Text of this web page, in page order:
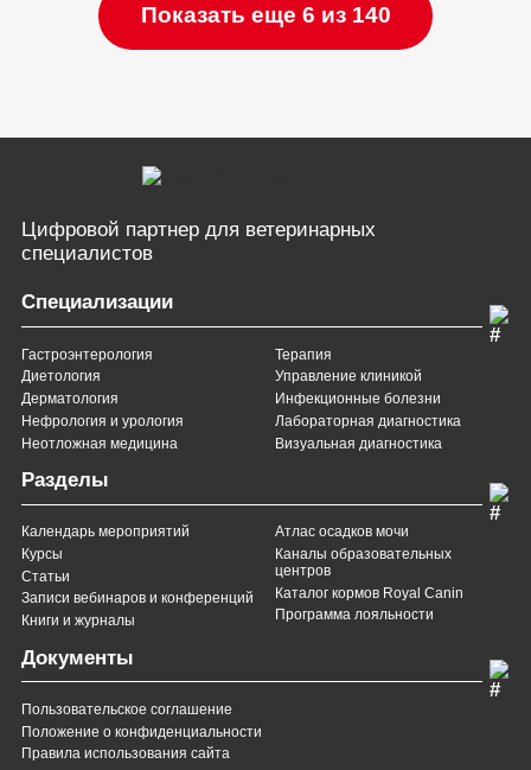
Показать еще 6 из 140
Цифровой партнер для ветеринарных
специалистов
Специализации
Гастроэнтерология
Диетология
Дерматология
Нефрология и урология
Неотложная медицина
Терапия
Управление клиникой
Инфекционные болезни
Лабораторная диагностика
Визуальная диагностика
Разделы
Календарь мероприятий
Курсы
Статьи
Записи вебинаров и конференций
Книги и журналы
Атлас осадков мочи
Каналы образовательных
центров
Каталог кормов Royal Canin
Программа лояльности
Документы
Пользовательское соглашение
Положение о конфиденциальности
Правила использования сайта